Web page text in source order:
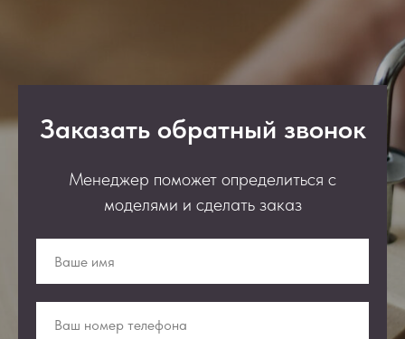
Заказать обратный звонок
Менеджер поможет определиться с
моделями и сделать заказ